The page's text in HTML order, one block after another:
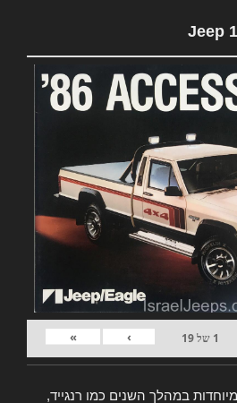
1 של19
›
»
מיוחדות במהלך השנים כמו רנגייד,